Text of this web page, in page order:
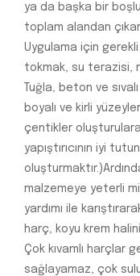
ya da başka bir
toplam alandan
Uygulama için
tokmak, su terazisi,
Tuğla, beton ve
boyalı ve kirli
çentikler
yapıştırıcının iyi
malzemeye yeterli
yardımı ile
harç, koyu krem
Çok kıvamlı harçlar
sağlayamaz, çok